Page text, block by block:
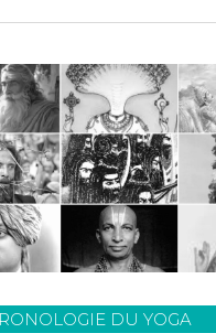
DU YOGA